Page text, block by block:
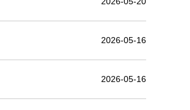
2026-05-16
2026-05-16